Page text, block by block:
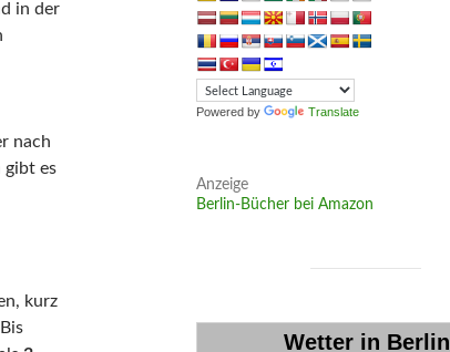
in der
nach
gibt es
kurz
Powered by Translate
Anzeige
Berlin-Bücher bei Amazon
Wetter in Berlin